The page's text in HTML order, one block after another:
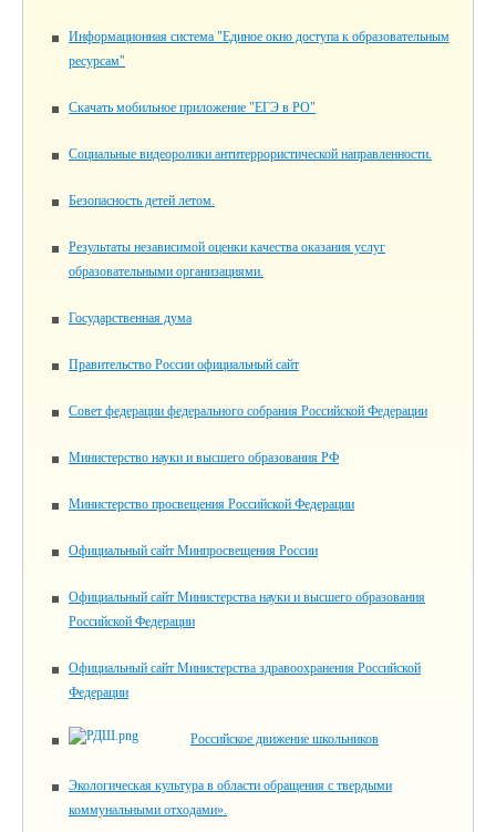
Информационная система "Единое окно доступа к образовательным
ресурсам"
Скачать мобильное приложение "ЕГЭ в РО"
Социальные видеоролики антитеррористической направленности.
Безопасность детей летом.
Результаты независимой оценки качества оказания услуг
образовательными организациями.
Государственная дума
Правительство России официальный сайт
Совет федерации федерального собрания Российской Федерации
Министерство науки и высшего образования РФ
Министерство просвещения Российской Федерации
Официальный сайт Минпросвещения России
Официальный сайт Министерства науки и высшего образования
Российской Федерации
Официальный сайт Министерства здравоохранения Российской
Федерации
Российское движение школьников
Экологическая культура в области обращения с твердыми
коммунальными отходами».